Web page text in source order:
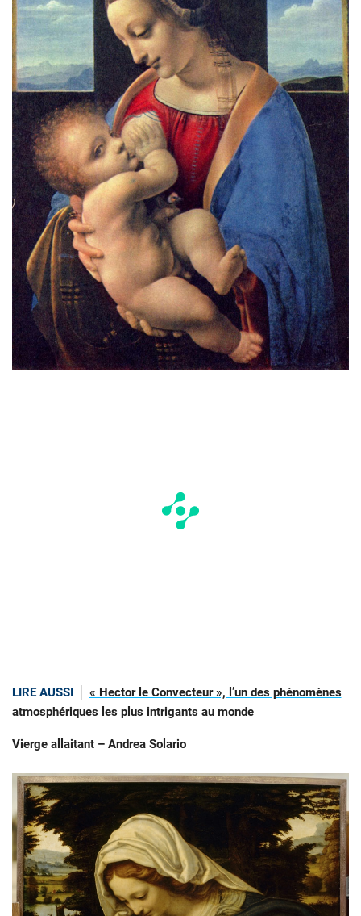
LIRE AUSSI
« Hector le Convecteur », l’un des phénomènes
atmosphériques les plus intrigants au monde
Vierge allaitant – Andrea Solario